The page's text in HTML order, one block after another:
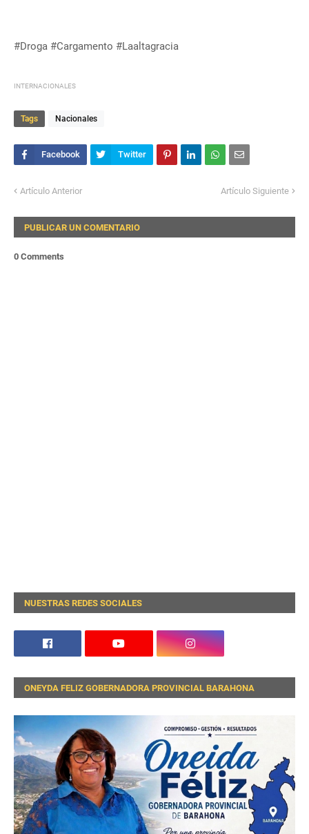
#Droga #Cargamento #Laaltagracia
INTERNACIONALES
Tags Nacionales
Artículo Anterior Artículo Siguiente
PUBLICAR UN COMENTARIO
0 Comments
NUESTRAS REDES SOCIALES
ONEYDA FELIZ GOBERNADORA PROVINCIAL BARAHONA